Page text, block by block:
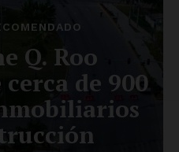
Q. Roo
de 900